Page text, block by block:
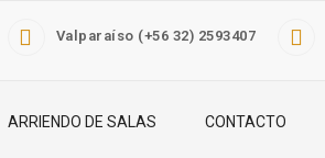
Valparaíso (+56 32) 2593407
ARRIENDO DE SALAS CONTACTO